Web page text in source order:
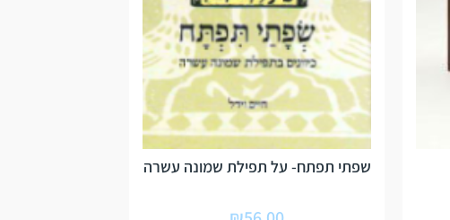
שפתי תפתח- על תפילת שמונה עשרה